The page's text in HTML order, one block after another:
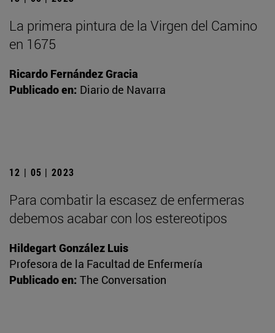
La primera pintura de la Virgen del Camino
en 1675
Ricardo Fernández Gracia
Publicado en: Diario de Navarra
12 | 05 | 2023
Para combatir la escasez de enfermeras
debemos acabar con los estereotipos
Hildegart González Luis
Profesora de la Facultad de Enfermería
Publicado en: The Conversation